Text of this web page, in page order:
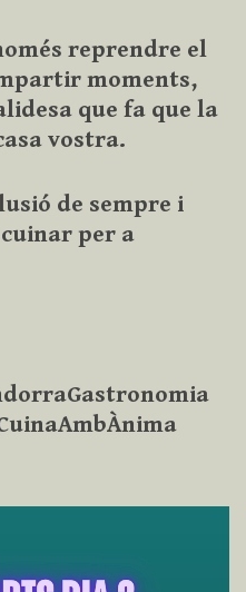
reprendre el
moments,
que fa que la
vostra.
de sempre i
per a